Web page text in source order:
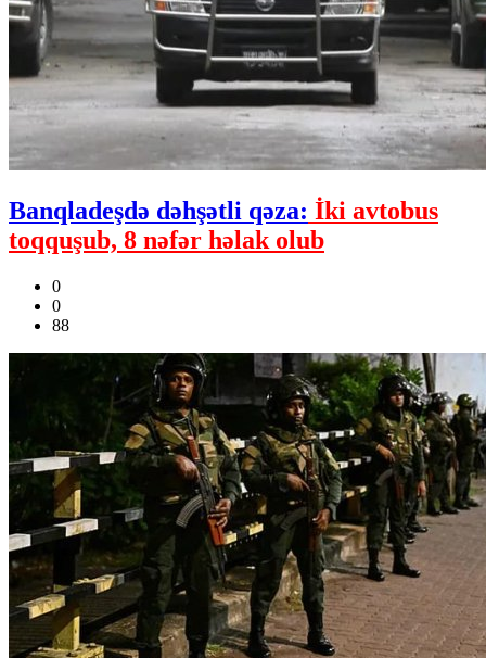
Banqladeşdə dəhşətli qəza: İki avtobus
toqquşub, 8 nəfər həlak olub
0
0
88